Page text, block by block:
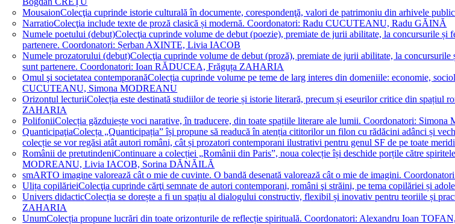
MousaionColecţia cuprinde istorie culturală în documente, corespondenţă, valori de patrimoniu din arhivele
NarratioColecţia include texte de proză clasică și modernă. Coordonatori: Radu CUCUTEANU, Radu GĂINĂ
Numele poetului (debut)Colecţia cuprinde volume de debut (poezie), premiate de jurii abilitate, la concursurile și
partenere. Coordonatori: Șerban AXINTE, Livia IACOB
Numele prozatorului (debut)Colecţia cuprinde volume de debut (proză), premiate de jurii abilitate, la
sunt partenere. Coordonatori: Ioan RĂDUCEA, Frăguța ZAHARIA
Omul şi societatea contemporanăColecția cuprinde volume pe teme de larg interes din domeniile: economie,
CUCUTEANU, Simona MODREANU
Orizontul lecturiiColecția este destinată studiilor de teorie și istorie literară, precum și eseurilor critice din
ZAHARIA
PolifoniiColecția găzduiește voci narative, în traducere, din toate spațiile literare ale lumii. Coordonatori:
QuanticipaţiaColecța „Quanticipația” își propune să readucă în atenția cititorilor un filon cu rădăcini adânci și
colecție se vor regăsi atât autori români, cât și prozatori contemporani ilustrativi pentru genul SF de pe toate
Românii de pretutindeniContinuare a colecției „Românii din Paris”, noua colecție își deschide porțile către
MODREANU, Livia IACOB, Sorina DĂNĂILĂ
smARTO imagine valorează cât o mie de cuvinte. O bandă desenată valorează cât o mie de imagini.
Ulița copilărieiColecţia cuprinde cărţi semnate de autori contemporani, români şi străini, pe tema copilăriei și
Univers didacticColecția se dorește a fi un spațiu al dialogului constructiv, flexibil și inovativ pentru teoriile și
ZAHARIA
UnumColecția propune lucrări din toate orizonturile de reflecție spirituală. Coordonatori: Alexandru Ioan